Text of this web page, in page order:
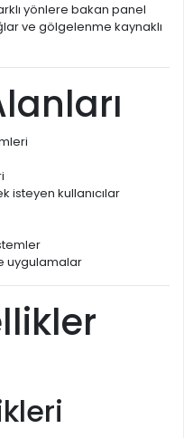
yönlere bakan panel
ve gölgelenme kaynaklı
isteyen kullanıcılar
uygulamalar